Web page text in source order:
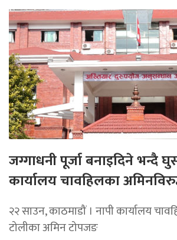
जग्गाधनी पूर्जा बनाइदिने भन्दै
कार्यालय चावहिलका अमिनविरुद्ध
२२ साउन, काठमाडौं । नापी कार्यालय
टोलीका अमिन टोपजङ